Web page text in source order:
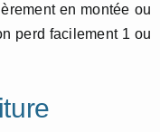
en montée ou
perd facilement 1 ou